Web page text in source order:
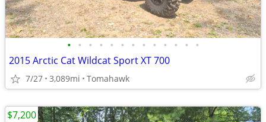
• • • • • • • • • • • • •
2015 Arctic Cat Wildcat Sport XT 700
7/27 3,089mi Tomahawk
$7,200